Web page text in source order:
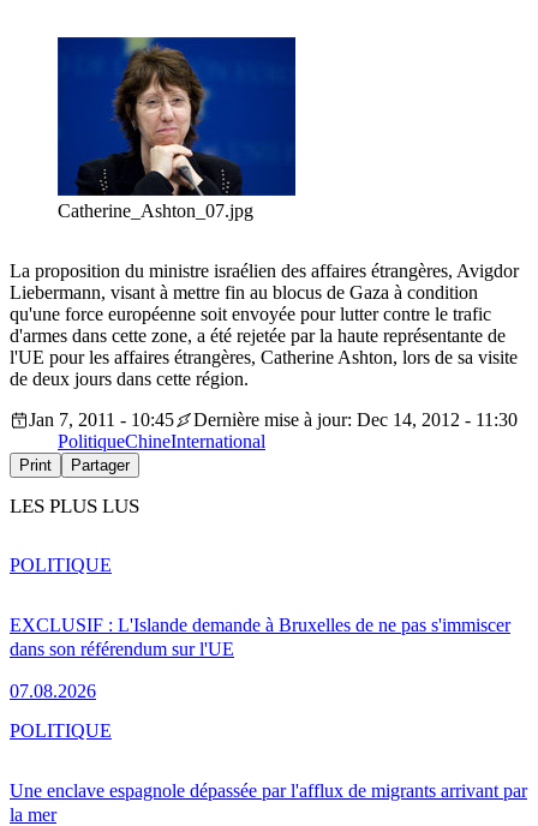
Catherine_Ashton_07.jpg
La proposition du ministre israélien des affaires étrangères, Avigdor
Liebermann, visant à mettre fin au blocus de Gaza à condition
qu'une force européenne soit envoyée pour lutter contre le trafic
d'armes dans cette zone, a été rejetée par la haute représentante de
l'UE pour les affaires étrangères, Catherine Ashton, lors de sa visite
de deux jours dans cette région.
Jan 7, 2011 - 10:45
Dernière mise à jour: Dec 14, 2012 - 11:30
PolitiqueChineInternational
Print Partager
LES PLUS LUS
EXCLUSIF : L'Islande demande à Bruxelles de ne pas s'immiscer
dans son référendum sur l'UE
07.08.2026
POLITIQUE
Une enclave espagnole dépassée par l'afflux de migrants arrivant par
la mer
POLITIQUE